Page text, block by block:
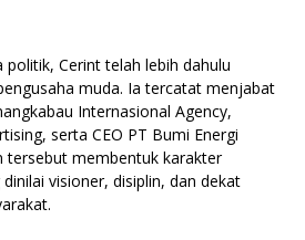
Cerint telah lebih dahulu
muda. Ia tercatat menjabat
Internasional Agency,
serta CEO PT Bumi Energi
tersebut membentuk karakter
visioner, disiplin, dan dekat